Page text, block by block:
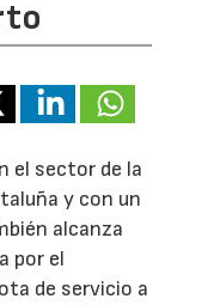
el sector de la
y con un
alcanza
por el
de servicio a